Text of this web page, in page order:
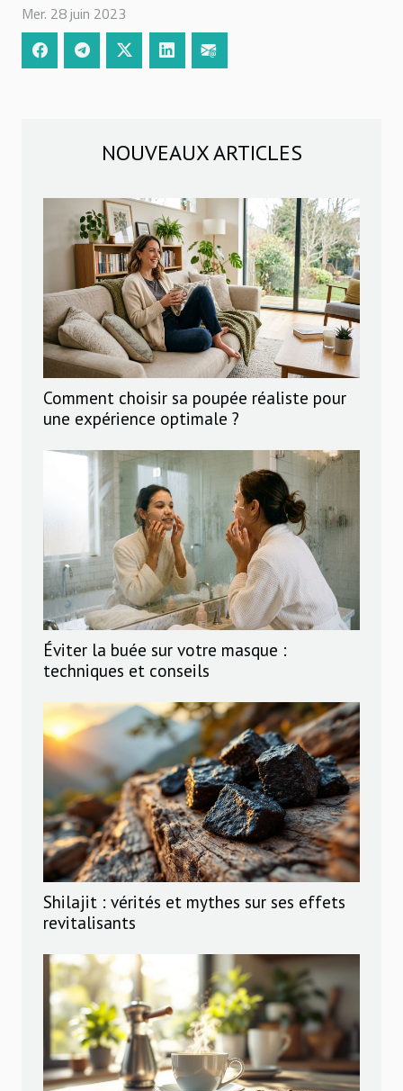
Mer. 28 juin 2023
NOUVEAUX ARTICLES
Comment choisir sa poupée réaliste pour
une expérience optimale ?
Éviter la buée sur votre masque :
techniques et conseils
Shilajit : vérités et mythes sur ses effets
revitalisants